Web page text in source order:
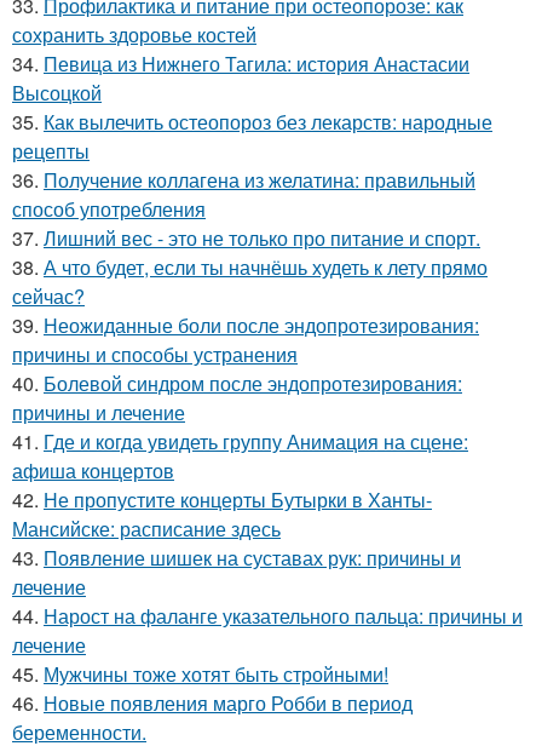
33. Профилактика и питание при остеопорозе: как
сохранить здоровье костей
34. Певица из Нижнего Тагила: история Анастасии
Высоцкой
35. Как вылечить остеопороз без лекарств: народные
рецепты
36. Получение коллагена из желатина: правильный
способ употребления
37. Лишний вес - это не только про питание и спорт.
38. А что будет, если ты начнёшь худеть к лету прямо
сейчас?
39. Неожиданные боли после эндопротезирования:
причины и способы устранения
40. Болевой синдром после эндопротезирования:
причины и лечение
41. Где и когда увидеть группу Анимация на сцене:
афиша концертов
42. Не пропустите концерты Бутырки в Ханты-
Мансийске: расписание здесь
43. Появление шишек на суставах рук: причины и
лечение
44. Нарост на фаланге указательного пальца: причины и
лечение
45. Мужчины тоже хотят быть стройными!
46. Новые появления марго Робби в период
беременности.